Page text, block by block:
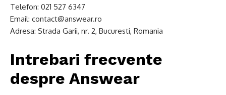
Telefon: 021 527 6347
Email: contact@answear.ro
Adresa: Strada Garii, nr. 2, Bucuresti, Romania
Intrebari frecvente
despre Answear